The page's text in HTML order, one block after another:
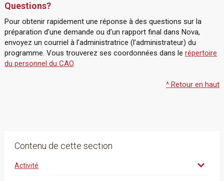
Questions?
Pour obtenir rapidement une réponse à des questions sur la
préparation d’une demande ou d’un rapport final dans Nova,
envoyez un courriel à l’administratrice (l’administrateur) du
programme. Vous trouverez ses coordonnées dans le répertoire
du personnel du CAO.
^ Retour en haut
Contenu de cette section
Activité